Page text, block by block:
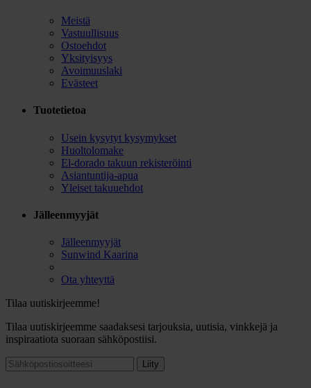
Meistä
Vastuullisuus
Ostoehdot
Yksityisyys
Avoimuuslaki
Evästeet
Tuotetietoa
Usein kysytyt kysymykset
Huoltolomake
El-dorado takuun rekisteröinti
Asiantuntija-apua
Yleiset takuuehdot
Jälleenmyyjät
Jälleenmyyjät
Sunwind Kaarina
Ota yhteyttä
Tilaa uutiskirjeemme!
Tilaa uutiskirjeemme saadaksesi tarjouksia, uutisia, vinkkejä ja
inspiraatiota suoraan sähköpostiisi.
Liity